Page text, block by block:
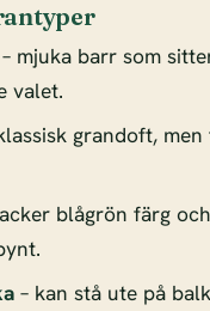
– mjuka barr som
valet.
grandoft,
blågrön färg
– kan stå ute på